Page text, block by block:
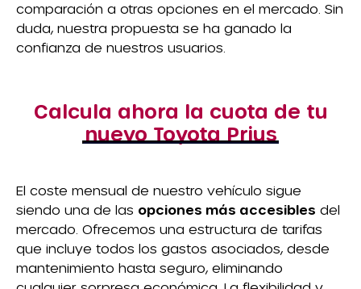
comparación a otras opciones en el mercado. Sin
duda, nuestra propuesta se ha ganado la
confianza de nuestros usuarios.
Calcula ahora la cuota de tu
nuevo Toyota Prius
El coste mensual de nuestro vehículo sigue
siendo una de las opciones más accesibles del
mercado. Ofrecemos una estructura de tarifas
que incluye todos los gastos asociados, desde
mantenimiento hasta seguro, eliminando